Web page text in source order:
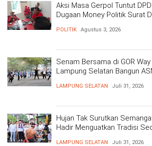
Aksi Masa Gerpol Tuntut
Dugaan Money Politik Surat
POLITIK Agustus 3, 2026
Senam Bersama di GOR
Lampung Selatan Bangun
LAMPUNG SELATAN Juli 31, 2026
Hujan Tak Surutkan
Hadir Menguatkan Tradisi
LAMPUNG SELATAN Juli 31, 2026